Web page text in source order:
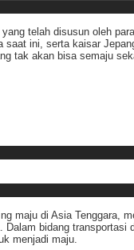
telah disusun oleh
ini, serta kaisar
tak akan bisa semaju
maju di Asia Tenggara,
bidang transportasi
menjadi maju.